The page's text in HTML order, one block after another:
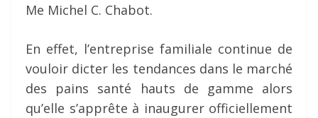
Me Michel C. Chabot.
En effet, l’entreprise familiale continue de
vouloir dicter les tendances dans le marché
des pains santé hauts de gamme alors
qu’elle s’apprête à inaugurer officiellement